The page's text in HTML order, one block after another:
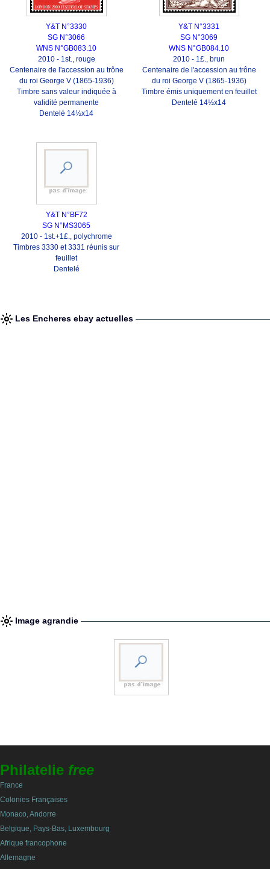
Y&T N°3330
SG N°3066
WNS N°GB083.10
2010 - 1st., rouge
Centenaire de l'accession au trône
du roi George V (1865-1936)
Timbre sans valeur indiquée à
validité permanente
Dentelé 14½x14
Y&T N°3331
SG N°3069
WNS N°GB084.10
2010 - 1£., brun
Centenaire de l'accession au trône
du roi George V (1865-1936)
Timbre émis uniquement en feuillet
Dentelé 14½x14
Y&T N°BF72
SG N°MS3065
2010 - 1st.+1£., polychrome
Timbres 3330 et 3331 réunis sur
feuillet
Dentelé
Les Encheres ebay actuelles
Image agrandie
Philatelie free
France
Colonies Françaises
Monaco, Andorre
Belgique, Pays-Bas, Luxembourg
Afrique francophone
Allemagne